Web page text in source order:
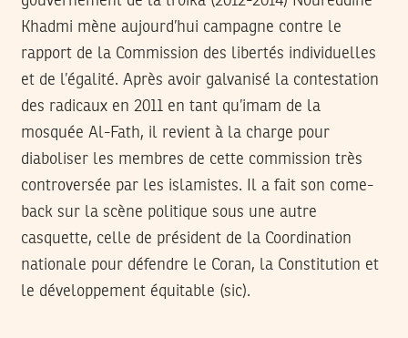
Khadmi mène aujourd’hui campagne contre le
rapport de la Commission des libertés individuelles
et de l’égalité. Après avoir galvanisé la contestation
des radicaux en 2011 en tant qu’imam de la
mosquée Al-Fath, il revient à la charge pour
diaboliser les membres de cette commission très
controversée par les islamistes. Il a fait son come-
back sur la scène politique sous une autre
casquette, celle de président de la Coordination
nationale pour défendre le Coran, la Constitution et
le développement équitable (sic).